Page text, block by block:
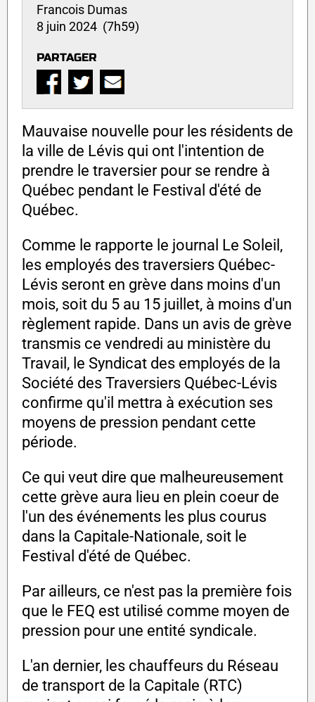
Francois Dumas
8 juin 2024 (7h59)
PARTAGER
Mauvaise nouvelle pour les résidents de
la ville de Lévis qui ont l'intention de
prendre le traversier pour se rendre à
Québec pendant le Festival d'été de
Québec.
Comme le rapporte le journal Le Soleil,
les employés des traversiers Québec-
Lévis seront en grève dans moins d'un
mois, soit du 5 au 15 juillet, à moins d'un
règlement rapide. Dans un avis de grève
transmis ce vendredi au ministère du
Travail, le Syndicat des employés de la
Société des Traversiers Québec-Lévis
confirme qu'il mettra à exécution ses
moyens de pression pendant cette
période.
Ce qui veut dire que malheureusement
cette grève aura lieu en plein coeur de
l'un des événements les plus courus
dans la Capitale-Nationale, soit le
Festival d'été de Québec.
Par ailleurs, ce n'est pas la première fois
que le FEQ est utilisé comme moyen de
pression pour une entité syndicale.
L'an dernier, les chauffeurs du Réseau
de transport de la Capitale (RTC)